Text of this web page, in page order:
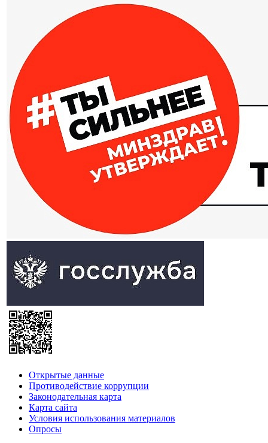
Открытые данные
Противодействие коррупции
Законодательная карта
Карта сайта
Условия использования материалов
Опросы